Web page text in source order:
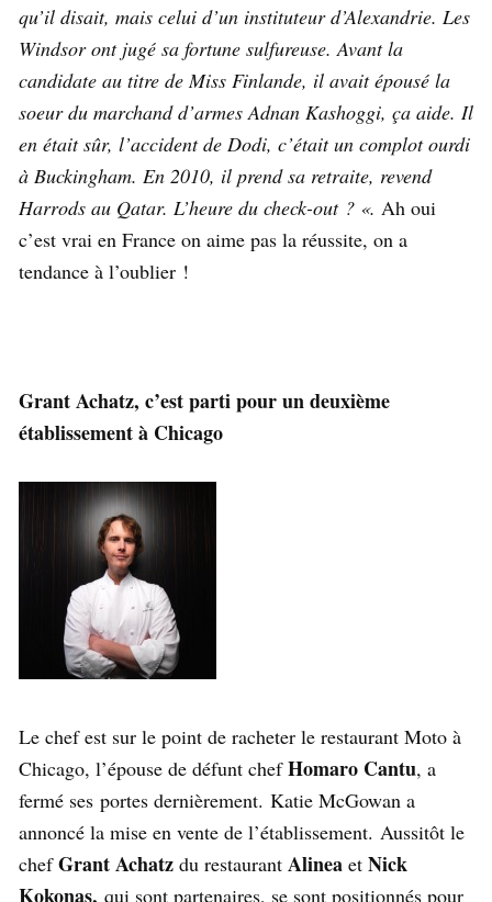
qu’il disait, mais celui d’un instituteur d’Alexandrie. Les
Windsor ont jugé sa fortune sulfureuse. Avant la
candidate au titre de Miss Finlande, il avait épousé la
soeur du marchand d’armes Adnan Kashoggi, ça aide. Il
en était sûr, l’accident de Dodi, c’était un complot ourdi
à Buckingham. En 2010, il prend sa retraite, revend
Harrods au Qatar. L’heure du check-out ? «. Ah oui
c’est vrai en France on aime pas la réussite, on a
tendance à l’oublier !
Grant Achatz, c’est parti pour un deuxième
établissement à Chicago
Le chef est sur le point de racheter le restaurant Moto à
Chicago, l’épouse de défunt chefHomaro Cantu, a
fermé ses portes dernièrement. Katie McGowan a
annoncé la mise en vente de l’établissement. Aussitôt le
chefGrant Achatz du restaurant Alinea et Nick
Kokonas, qui sont partenaires, se sont positionnés pour